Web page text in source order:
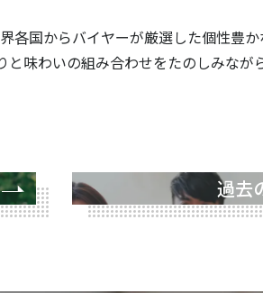
各国からバイヤーが厳選した個性豊
味わいの組み合わせをたのしみなが
過去